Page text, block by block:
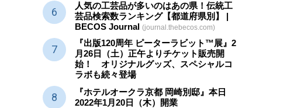
人気の工芸品が多いのはあの県！伝統工
芸品検索数ランキング【都道府県別】 |
BECOS Journal (journal.thebecos.com)
『出版120周年 ピーターラビット™展』2
月26日（土）正午よりチケット販売開
始！ オリジナルグッズ、スペシャルコ
ラボも続々登場
『ホテルオークラ京都 岡崎別邸』本日
2022年1月20日（木）開業